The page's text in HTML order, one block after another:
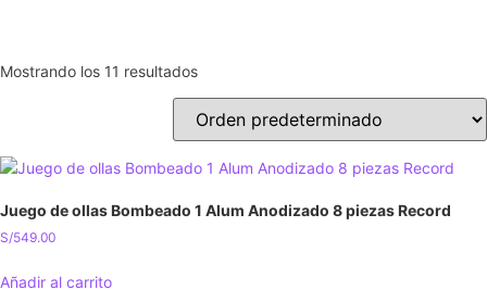
Mostrando los 11 resultados
Juego de ollas Bombeado 1 Alum Anodizado 8 piezas Record
S/549.00
Añadir al carrito